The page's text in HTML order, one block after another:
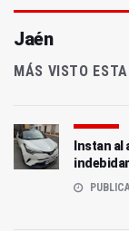
Jaén
MÁS VISTO
Instan al